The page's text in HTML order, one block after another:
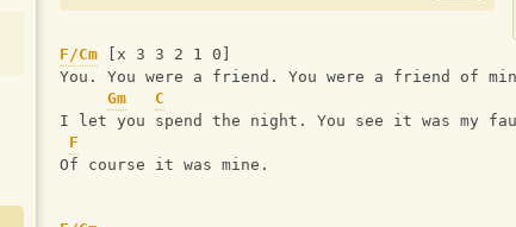
F/Cm [x 3 3 2 1 0]
You. You were a friend. You were a friend of
Gm
C
I let you spend the night. You see it was my
F
Of course it was mine.